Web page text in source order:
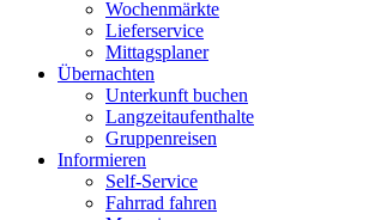
Wochenmärkte
Lieferservice
Mittagsplaner
Übernachten
Unterkunft buchen
Langzeitaufenthalte
Gruppenreisen
Informieren
Self-Service
Fahrrad fahren